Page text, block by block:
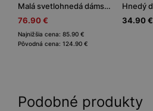
Malá svetlohnedá dámska kabelka so zdobeným remienkom
76.90 €
Najnižšia cena: 85.90 €
Pôvodná cena: 124.90 €
34.90 €
Podobné produkty